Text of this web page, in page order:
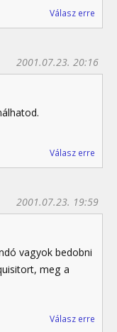
Válasz erre
2001.07.23. 20:16
Válasz erre
2001.07.23. 19:59
vagyok bedobni
meg a
Válasz erre